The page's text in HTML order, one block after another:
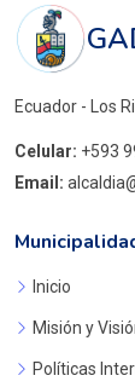
Ecuador - Los
Celular: +593
Email:
Inicio
Misión y
Políticas